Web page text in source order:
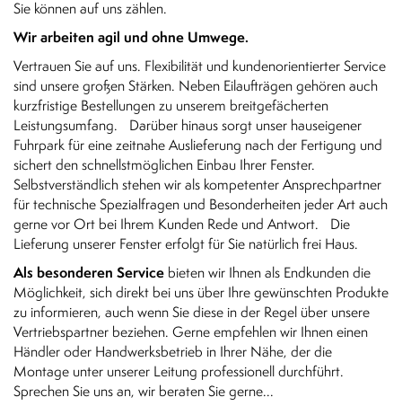
Sie können auf uns zählen.
Wir arbeiten agil und ohne Umwege.
Vertrauen Sie auf uns. Flexibilität und kundenorientierter Service
sind unsere großen Stärken. Neben Eilaufträgen gehören auch
kurzfristige Bestellungen zu unserem breitgefächerten
Leistungsumfang. Darüber hinaus sorgt unser hauseigener
Fuhrpark für eine zeitnahe Auslieferung nach der Fertigung und
sichert den schnellstmöglichen Einbau Ihrer Fenster.
Selbstverständlich stehen wir als kompetenter Ansprechpartner
für technische Spezialfragen und Besonderheiten jeder Art auch
gerne vor Ort bei Ihrem Kunden Rede und Antwort. Die
Lieferung unserer Fenster erfolgt für Sie natürlich frei Haus.
Als besonderen Service bieten wir Ihnen als Endkunden die
Möglichkeit, sich direkt bei uns über Ihre gewünschten Produkte
zu informieren, auch wenn Sie diese in der Regel über unsere
Vertriebspartner beziehen. Gerne empfehlen wir Ihnen einen
Händler oder Handwerksbetrieb in Ihrer Nähe, der die
Montage unter unserer Leitung professionell durchführt.
Sprechen Sie uns an, wir beraten Sie gerne...